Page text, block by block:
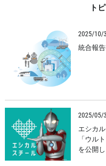
ト
2025/10/
統合報
2025/05/
エシカ
「ウル
を公開